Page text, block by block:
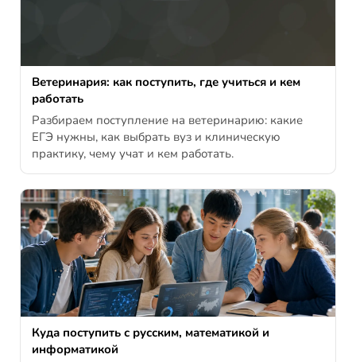
Ветеринария: как поступить, где учиться и кем
работать
Разбираем поступление на ветеринарию: какие
ЕГЭ нужны, как выбрать вуз и клиническую
практику, чему учат и кем работать.
Куда поступить с русским, математикой и
информатикой